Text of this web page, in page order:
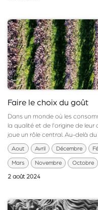
Faire le choix du goût
Dans un monde où les
la qualité et de l'origine de
joue un rôle central. Au-delà du
Aout Avril Décembre
Mars Novembre Octobre
2 août 2024